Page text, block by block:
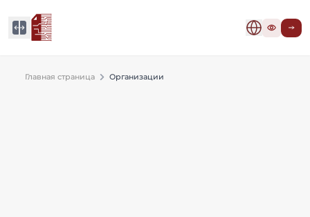
Главная страница Организации